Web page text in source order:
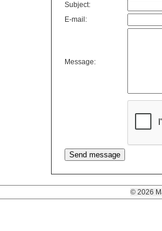
Subject:
E-mail:
Message:
© 2026